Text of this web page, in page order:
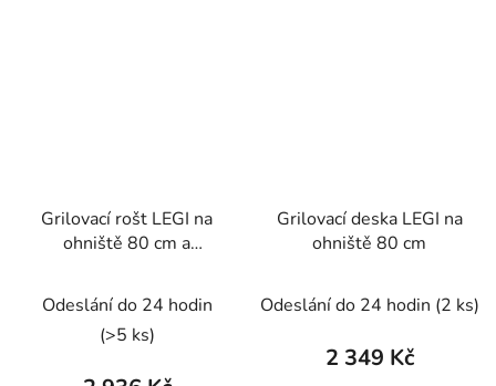
Grilovací rošt LEGI na
ohniště 80 cm a
Odeslání do 24 hodin
(>5 ks)
Grilovací deska LEGI na
ohniště 80 cm
Odeslání do 24 hodin (2 ks)
2 349 Kč